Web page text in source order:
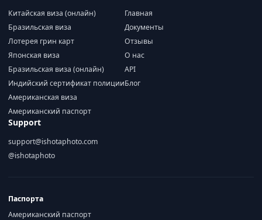
Китайская виза (онлайн)
Бразильская виза
Лотерея грин карт
Японская виза
Бразильская виза (онлайн)
Индийский сертификат полиции
Американская виза
Американский паспорт
Главная
Документы
Отзывы
О нас
API
Блог
Support
support@ishotaphoto.com
@ishotaphoto
Паспорта
Американский паспорт